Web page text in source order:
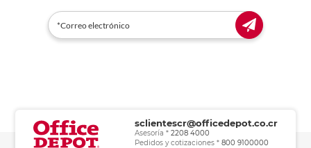
sclientescr@officedepot.co.cr
Asesoría *2208 4000
Pedidos y cotizaciones *800 9100000